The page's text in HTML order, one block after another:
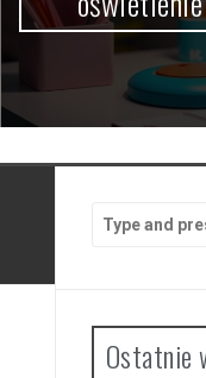
for:
Ostatnie